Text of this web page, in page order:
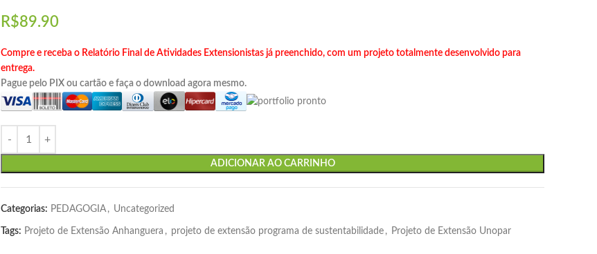
R$89.90
Compre e receba o Relatório Final de Atividades Extensionistas já preenchido, com um projeto totalmente desenvolvido para
entrega.
Pague pelo PIX ou cartão e faça o download agora mesmo.
ADICIONAR AO CARRINHO
Categorias: PEDAGOGIA, Uncategorized
Tags: Projeto de Extensão Anhanguera , projeto de extensão programa de sustentabilidade , Projeto de Extensão Unopar